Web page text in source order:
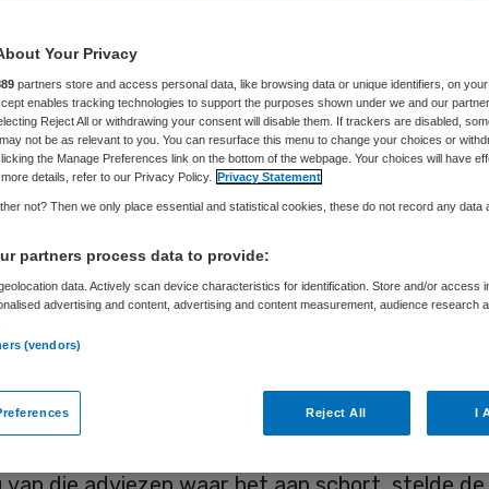
zit
Frits Baltesen 11 augustus 2022,14:04 4181 keer gelezen
is de sleutel voor een arbeidsmarkt
is personeel productiever, daalt het torenhoge
en vertrekken er niet jaarlijks ongeveer
Dat is nu te lezen in een analyse van de
in
van de tekorten op de zorgarbeidsmarkt is
Your Privacy
partners store and access personal data, like browsing data or unique identifiers, on your
enables tracking technologies to support the purposes shown under we and our
Reject All or withdrawing your consent will disable them. If trackers are disabled,
not be as relevant to you. You can resurface this menu to change your choices or
the Manage Preferences link on the bottom of the webpage. Your choices will have
details, refer to our Privacy Policy. Privacy Statement
not? Then we only place essential and statistical cookies, these do not record any data
partners process data to provide:
data. Actively scan device characteristics for identification. Store and/or access
advertising and content, advertising and content measurement, audience research
(vendors)
Reject All I